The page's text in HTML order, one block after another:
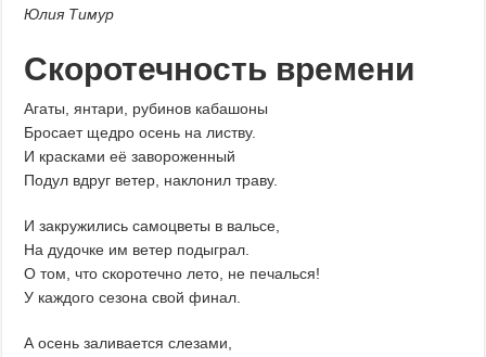
Юлия Тимур
Скоротечность времени
Агаты, янтари, рубинов кабашоны
Бросает щедро осень на листву.
И красками её завороженный
Подул вдруг ветер, наклонил траву.
И закружились самоцветы в вальсе,
На дудочке им ветер подыграл.
О том, что скоротечно лето, не печалься!
У каждого сезона свой финал.
А осень заливается слезами,